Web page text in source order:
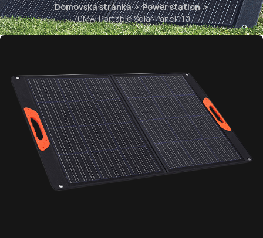
Domovská stránka
Power station
70MAI Portable Solar Panel 110